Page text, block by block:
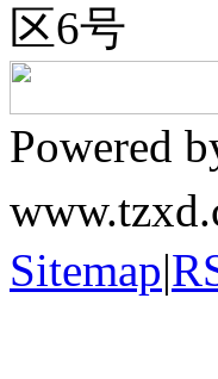
区6号
Powered
Sitemap|